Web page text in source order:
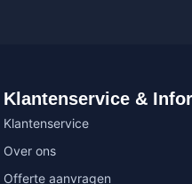
Klantenservice &
Klantenservice
Over ons
Offerte aanvragen